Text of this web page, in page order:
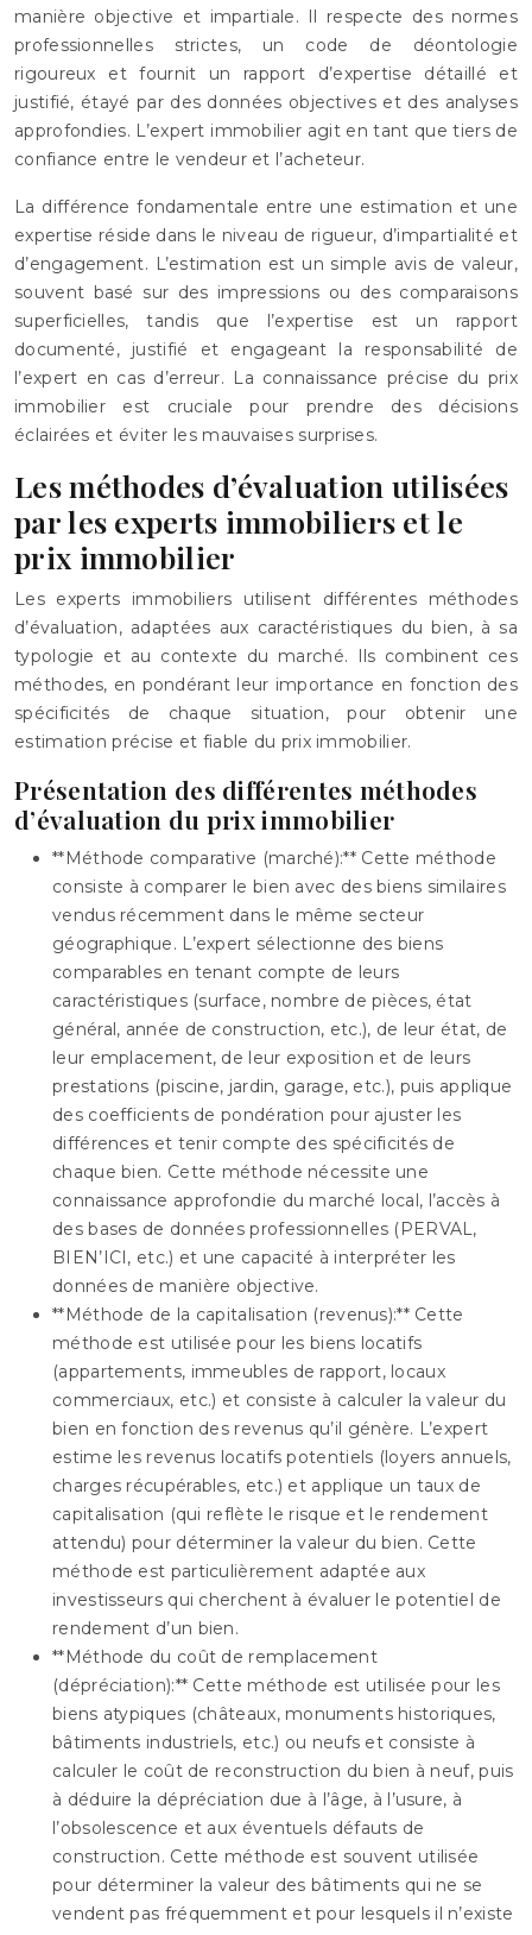
manière objective et impartiale. Il respecte des normes
professionnelles strictes, un code de déontologie
rigoureux et fournit un rapport d’expertise détaillé et
justifié, étayé par des données objectives et des analyses
approfondies. L’expert immobilier agit en tant que tiers de
confiance entre le vendeur et l’acheteur.
La différence fondamentale entre une estimation et une
expertise réside dans le niveau de rigueur, d’impartialité et
d’engagement. L’estimation est un simple avis de valeur,
souvent basé sur des impressions ou des comparaisons
superficielles, tandis que l’expertise est un rapport
documenté, justifié et engageant la responsabilité de
l’expert en cas d’erreur. La connaissance précise du prix
immobilier est cruciale pour prendre des décisions
éclairées et éviter les mauvaises surprises.
Les méthodes d’évaluation utilisées
par les experts immobiliers et le
prix immobilier
Les experts immobiliers utilisent différentes méthodes
d’évaluation, adaptées aux caractéristiques du bien, à sa
typologie et au contexte du marché. Ils combinent ces
méthodes, en pondérant leur importance en fonction des
spécificités de chaque situation, pour obtenir une
estimation précise et fiable du prix immobilier.
Présentation des différentes méthodes
d’évaluation du prix immobilier
**Méthode comparative (marché):** Cette méthode
consiste à comparer le bien avec des biens similaires
vendus récemment dans le même secteur
géographique. L’expert sélectionne des biens
comparables en tenant compte de leurs
caractéristiques (surface, nombre de pièces, état
général, année de construction, etc.), de leur état, de
leur emplacement, de leur exposition et de leurs
prestations (piscine, jardin, garage, etc.), puis applique
des coefficients de pondération pour ajuster les
différences et tenir compte des spécificités de
chaque bien. Cette méthode nécessite une
connaissance approfondie du marché local, l’accès à
des bases de données professionnelles (PERVAL,
BIEN’ICI, etc.) et une capacité à interpréter les
données de manière objective.
**Méthode de la capitalisation (revenus):** Cette
méthode est utilisée pour les biens locatifs
(appartements, immeubles de rapport, locaux
commerciaux, etc.) et consiste à calculer la valeur du
bien en fonction des revenus qu’il génère. L’expert
estime les revenus locatifs potentiels (loyers annuels,
charges récupérables, etc.) et applique un taux de
capitalisation (qui reflète le risque et le rendement
attendu) pour déterminer la valeur du bien. Cette
méthode est particulièrement adaptée aux
investisseurs qui cherchent à évaluer le potentiel de
rendement d’un bien.
**Méthode du coût de remplacement
(dépréciation):** Cette méthode est utilisée pour les
biens atypiques (châteaux, monuments historiques,
bâtiments industriels, etc.) ou neufs et consiste à
calculer le coût de reconstruction du bien à neuf, puis
à déduire la dépréciation due à l’âge, à l’usure, à
l’obsolescence et aux éventuels défauts de
construction. Cette méthode est souvent utilisée
pour déterminer la valeur des bâtiments qui ne se
vendent pas fréquemment et pour lesquels il n’existe